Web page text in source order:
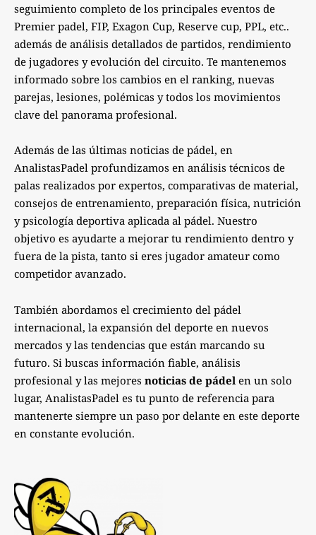
seguimiento completo de los principales eventos de
Premier padel, FIP, Exagon Cup, Reserve cup, PPL, etc..
además de análisis detallados de partidos, rendimiento
de jugadores y evolución del circuito. Te mantenemos
informado sobre los cambios en el ranking, nuevas
parejas, lesiones, polémicas y todos los movimientos
clave del panorama profesional.
Además de las últimas noticias de pádel, en
AnalistasPadel profundizamos en análisis técnicos de
palas realizados por expertos, comparativas de material,
consejos de entrenamiento, preparación física, nutrición
y psicología deportiva aplicada al pádel. Nuestro
objetivo es ayudarte a mejorar tu rendimiento dentro y
fuera de la pista, tanto si eres jugador amateur como
competidor avanzado.
También abordamos el crecimiento del pádel
internacional, la expansión del deporte en nuevos
mercados y las tendencias que están marcando su
futuro. Si buscas información fiable, análisis
profesional y las mejores noticias de pádel en un solo
lugar, AnalistasPadel es tu punto de referencia para
mantenerte siempre un paso por delante en este deporte
en constante evolución.